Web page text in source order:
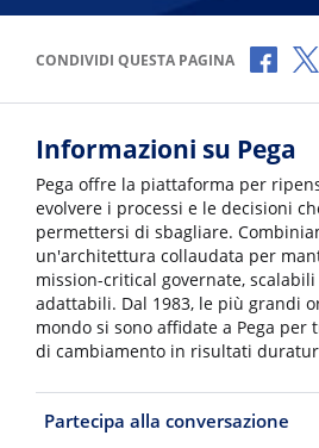
CONDIVIDI QUESTA PAGINA
Informazioni su Pega
Pega offre la piattaforma per
evolvere i processi e le decisioni
permettersi di sbagliare.
un'architettura collaudata per
mission-critical governate,
adattabili. Dal 1983, le più grandi
mondo si sono affidate a Pega per
di cambiamento in risultati
Partecipa alla conversazione